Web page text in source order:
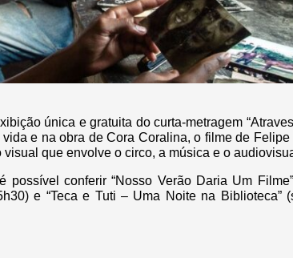
única e gratuita do curta-metragem
e na obra de Cora Coralina, o filme de Felipe
que envolve o circo, a música e o
conferir “Nosso Verão Daria Um
e “Teca e Tuti – Uma Noite na Biblioteca”